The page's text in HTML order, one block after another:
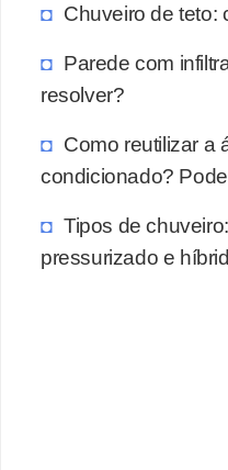
Chuveiro de teto:
Parede com
resolver?
Como reutilizar a
condicionado?
Tipos de
pressurizado e